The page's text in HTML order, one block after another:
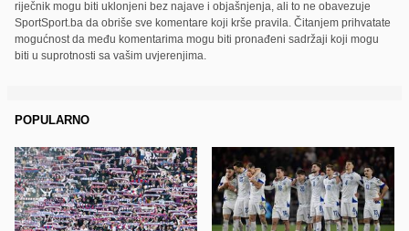
riječnik mogu biti uklonjeni bez najave i objašnjenja, ali to ne obavezuje
SportSport.ba da obriše sve komentare koji krše pravila. Čitanjem prihvatate
mogućnost da među komentarima mogu biti pronađeni sadržaji koji mogu
biti u suprotnosti sa vašim uvjerenjima.
POPULARNO